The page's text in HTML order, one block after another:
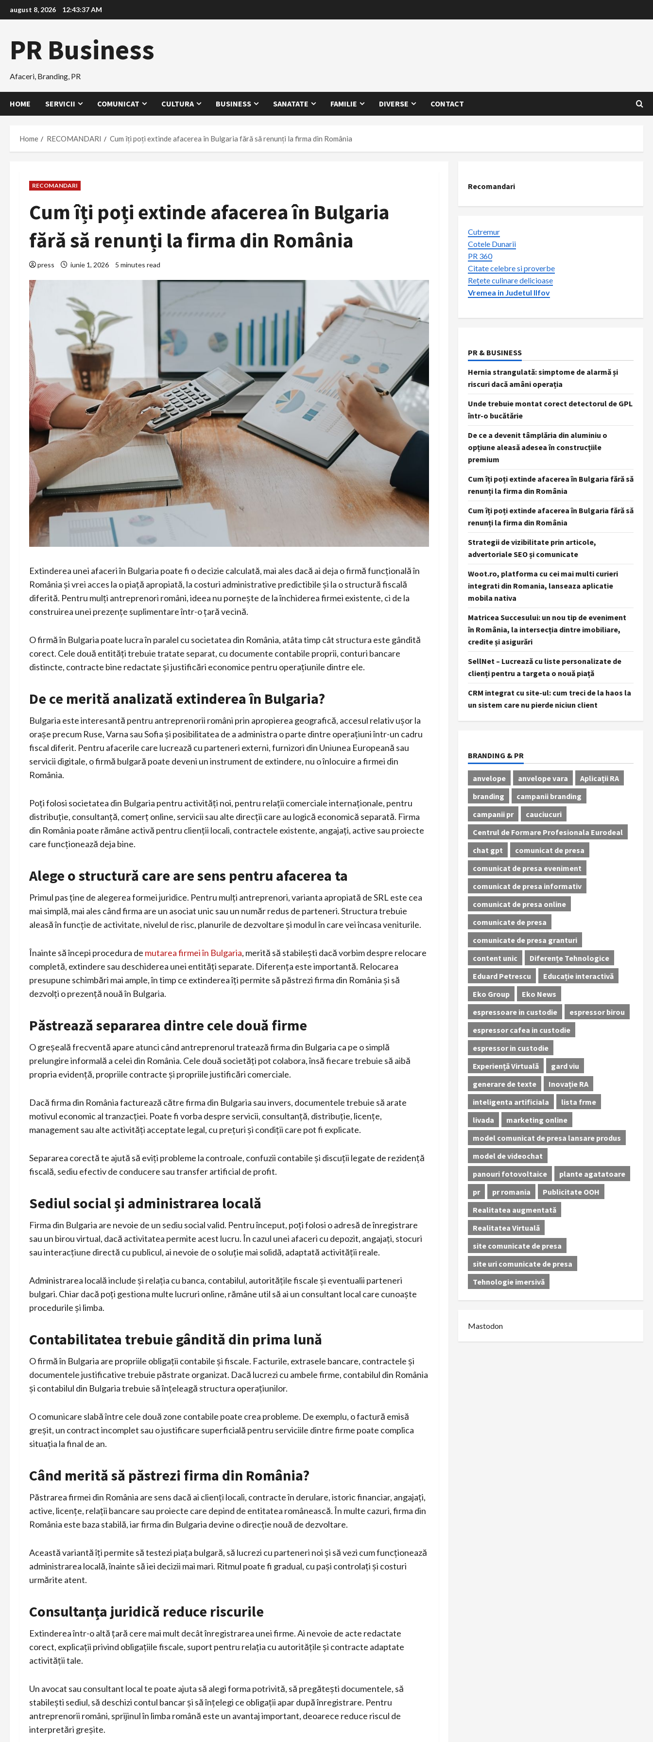
to
august 8, 2026 12:43:38 AM
PR Business
Afaceri, Branding, PR
HOME SERVICII COMUNICAT CULTURA BUSINESS SANATATE FAMILIE DIVERSE CONTACT
Home RECOMANDARI Cum îți poți extinde afacerea în Bulgaria fără să renunți la firma din România
RECOMANDARI
Cum îți poți extinde afacerea în Bulgaria
fără să renunți la firma din România
press iunie 1, 2026 5 minutes read
Extinderea unei afaceri în Bulgaria poate fi o decizie calculată, mai ales dacă ai deja o firmă funcțională în
România și vrei acces la o piață apropiată, la costuri administrative predictibile și la o structură fiscală
diferită. Pentru mulți antreprenori români, ideea nu pornește de la închiderea firmei existente, ci de la
construirea unei prezențe suplimentare într-o țară vecină.
O firmă în Bulgaria poate lucra în paralel cu societatea din România, atâta timp cât structura este gândită
corect. Cele două entități trebuie tratate separat, cu documente contabile proprii, conturi bancare
distincte, contracte bine redactate și justificări economice pentru operațiunile dintre ele.
De ce merită analizată extinderea în Bulgaria?
Bulgaria este interesantă pentru antreprenorii români prin apropierea geografică, accesul relativ ușor la
orașe precum Ruse, Varna sau Sofia și posibilitatea de a administra o parte dintre operațiuni într-un cadru
fiscal diferit. Pentru afacerile care lucrează cu parteneri externi, furnizori din Uniunea Europeană sau
servicii digitale, o firmă bulgară poate deveni un instrument de extindere, nu o înlocuire a firmei din
România.
Poți folosi societatea din Bulgaria pentru activități noi, pentru relații comerciale internaționale, pentru
distribuție, consultanță, comerț online, servicii sau alte direcții care au logică economică separată. Firma
din România poate rămâne activă pentru clienții locali, contractele existente, angajați, active sau proiecte
care funcționează deja bine.
Alege o structură care are sens pentru afacerea ta
Primul pas ține de alegerea formei juridice. Pentru mulți antreprenori, varianta apropiată de SRL este cea
mai simplă, mai ales când firma are un asociat unic sau un număr redus de parteneri. Structura trebuie
aleasă în funcție de activitate, nivelul de risc, planurile de dezvoltare și modul în care vei încasa veniturile.
Înainte să începi procedura de mutarea firmei în Bulgaria, merită să stabilești dacă vorbim despre relocare
completă, extindere sau deschiderea unei entități separate. Diferența este importantă. Relocarea
presupune schimbări mai ample, în timp ce extinderea îți permite să păstrezi firma din România și să
dezvolți o prezență nouă în Bulgaria.
Păstrează separarea dintre cele două firme
O greșeală frecventă apare atunci când antreprenorul tratează firma din Bulgaria ca pe o simplă
prelungire informală a celei din România. Cele două societăți pot colabora, însă fiecare trebuie să aibă
propria evidență, propriile contracte și propriile justificări comerciale.
Dacă firma din România facturează către firma din Bulgaria sau invers, documentele trebuie să arate
motivul economic al tranzacției. Poate fi vorba despre servicii, consultanță, distribuție, licențe,
management sau alte activități acceptate legal, cu prețuri și condiții care pot fi explicate.
Separarea corectă te ajută să eviți probleme la controale, confuzii contabile și discuții legate de rezidență
fiscală, sediu efectiv de conducere sau transfer artificial de profit.
Sediul social și administrarea locală
Firma din Bulgaria are nevoie de un sediu social valid. Pentru început, poți folosi o adresă de înregistrare
sau un birou virtual, dacă activitatea permite acest lucru. În cazul unei afaceri cu depozit, angajați, stocuri
sau interacțiune directă cu publicul, ai nevoie de o soluție mai solidă, adaptată activității reale.
Administrarea locală include și relația cu banca, contabilul, autoritățile fiscale și eventualii parteneri
bulgari. Chiar dacă poți gestiona multe lucruri online, rămâne util să ai un consultant local care cunoaște
procedurile și limba.
Contabilitatea trebuie gândită din prima lună
O firmă în Bulgaria are propriile obligații contabile și fiscale. Facturile, extrasele bancare, contractele și
documentele justificative trebuie păstrate organizat. Dacă lucrezi cu ambele firme, contabilul din România
și contabilul din Bulgaria trebuie să înțeleagă structura operațiunilor.
O comunicare slabă între cele două zone contabile poate crea probleme. De exemplu, o factură emisă
greșit, un contract incomplet sau o justificare superficială pentru serviciile dintre firme poate complica
situația la final de an.
Când merită să păstrezi firma din România?
Păstrarea firmei din România are sens dacă ai clienți locali, contracte în derulare, istoric financiar, angajați,
active, licențe, relații bancare sau proiecte care depind de entitatea românească. În multe cazuri, firma din
România este baza stabilă, iar firma din Bulgaria devine o direcție nouă de dezvoltare.
Această variantă îți permite să testezi piața bulgară, să lucrezi cu parteneri noi și să vezi cum funcționează
administrarea locală, înainte să iei decizii mai mari. Ritmul poate fi gradual, cu pași controlați și costuri
urmărite atent.
Consultanța juridică reduce riscurile
Extinderea într-o altă țară cere mai mult decât înregistrarea unei firme. Ai nevoie de acte redactate
corect, explicații privind obligațiile fiscale, suport pentru relația cu autoritățile și contracte adaptate
activității tale.
Un avocat sau consultant local te poate ajuta să alegi forma potrivită, să pregătești documentele, să
stabilești sediul, să deschizi contul bancar și să înțelegi ce obligații apar după înregistrare. Pentru
antreprenorii români, sprijinul în limba română este un avantaj important, deoarece reduce riscul de
interpretări greșite.
Recomandari
Cutremur
Cotele Dunarii
PR 360
Citate celebre si proverbe
Rețete culinare delicioase
Vremea in Judetul Ilfov
PR & BUSINESS
Hernia strangulată: simptome de alarmă și
riscuri dacă amâni operația
Unde trebuie montat corect detectorul de GPL
într-o bucătărie
De ce a devenit tâmplăria din aluminiu o
opțiune aleasă adesea în construcțiile
premium
Cum îți poți extinde afacerea în Bulgaria fără să
renunți la firma din România
Cum îți poți extinde afacerea în Bulgaria fără să
renunți la firma din România
Strategii de vizibilitate prin articole,
advertoriale SEO și comunicate
Woot.ro, platforma cu cei mai multi curieri
integrati din Romania, lanseaza aplicatie
mobila nativa
Matricea Succesului: un nou tip de eveniment
în România, la intersecția dintre imobiliare,
credite și asigurări
SellNet – Lucrează cu liste personalizate de
clienți pentru a targeta o nouă piață
CRM integrat cu site-ul: cum treci de la haos la
un sistem care nu pierde niciun client
BRANDING & PR
anvelope anvelope vara
Aplicații RA
branding
campanii branding
campanii pr
cauciucuri
Centrul de Formare Profesionala Eurodeal
chat gpt
comunicat de presa
comunicat de presa eveniment
comunicat de presa informativ
comunicat de presa online
comunicate de presa
comunicate de presa granturi
content unic
Diferențe Tehnologice
Eduard Petrescu
Educație interactivă
Eko Group
Eko News
espressoare in custodie
espressor birou
espressor cafea in custodie
espressor in custodie
Experiență Virtuală
gard viu
generare de texte
Inovație RA
inteligenta artificiala
lista frme
livada
marketing online
model comunicat de presa lansare produs
model de videochat
panouri fotovoltaice
plante agatatoare
pr
pr romania
Publicitate OOH
Realitatea augmentată
Realitatea Virtuală
site comunicate de presa
site uri comunicate de presa
Tehnologie imersivă
Mastodon